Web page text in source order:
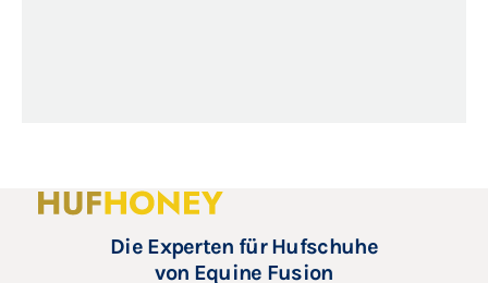
Die Experten für Hufschuhe
von Equine Fusion